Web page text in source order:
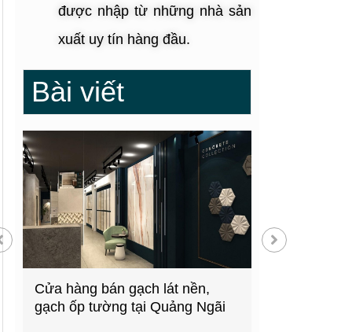
được nhập từ những nhà sản
xuất uy tín hàng đầu.
Bài viết
Cửa hàng bán gạch lát nền,
gạch ốp tường tại Quảng Ngãi